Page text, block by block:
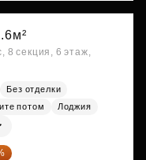
8 секция, 6 этаж,
Без отделки
потом
Лоджия